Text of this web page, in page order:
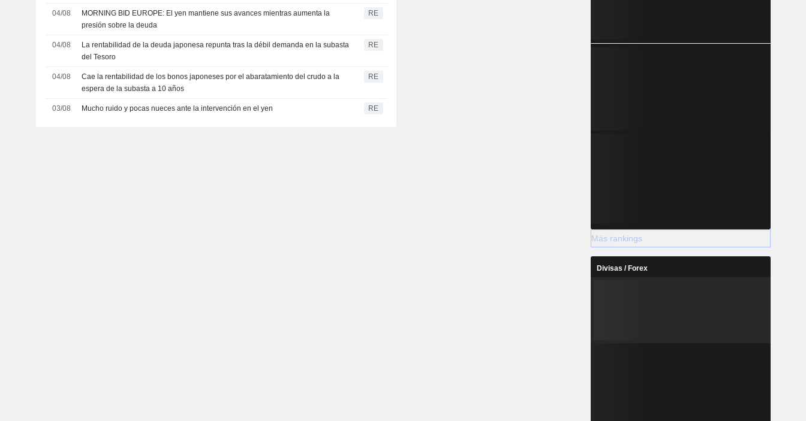
04/08
MORNING BID EUROPE: El yen mantiene sus avances mientras aumenta la
presión sobre la deuda
RE
04/08
La rentabilidad de la deuda japonesa repunta tras la débil demanda en la subasta
del Tesoro
RE
04/08
Cae la rentabilidad de los bonos japoneses por el abaratamiento del crudo a la
espera de la subasta a 10 años
RE
03/08 Mucho ruido y pocas nueces ante la intervención en el yen RE
Más rankings
Divisas / Forex